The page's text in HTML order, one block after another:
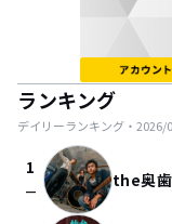
ランキング
デイリーランキング・ 2026/
1
check_indeterminate_small the奥